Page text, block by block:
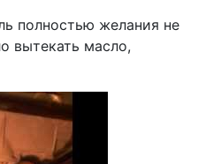
полностью желания не
вытекать масло,